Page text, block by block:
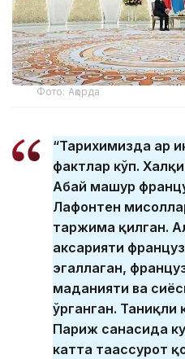
Фото: Ақорда
“Тарихимизда ҳар
фактлар кўп.
Абай машҳур
Лафонтен
таржима қилган.
аксарияти
эгаллаган,
маданияти ва
ўрганган.
Париж саҳнасида
катта таассурот